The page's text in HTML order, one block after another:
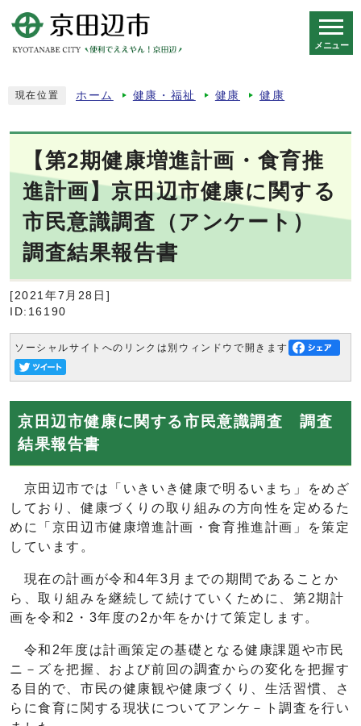
メニュー
現在位置 ホーム 健康・福祉 健康 健康
【第2期健康増進計画・食育推
進計画】京田辺市健康に関する
市民意識調査（アンケート）
調査結果報告書
[2021年7月28日]
ID:16190
ソーシャルサイトへのリンクは別ウィンドウで開きます
京田辺市健康に関する市民意識調査 調査
結果報告書
京田辺市では「いきいき健康で明るいまち」をめざ
しており、健康づくりの取り組みの方向性を定めるた
めに「京田辺市健康増進計画・食育推進計画」を策定
しています。
現在の計画が令和4年3月までの期間であることか
ら、取り組みを継続して続けていくために、第2期計
画を令和2・3年度の2か年をかけて策定します。
令和2年度は計画策定の基礎となる健康課題や市民
ニ－ズを把握、および前回の調査からの変化を把握す
る目的で、市民の健康観や健康づくり、生活習慣、さ
らに食育に関する現状についてアンケ－ト調査を行い